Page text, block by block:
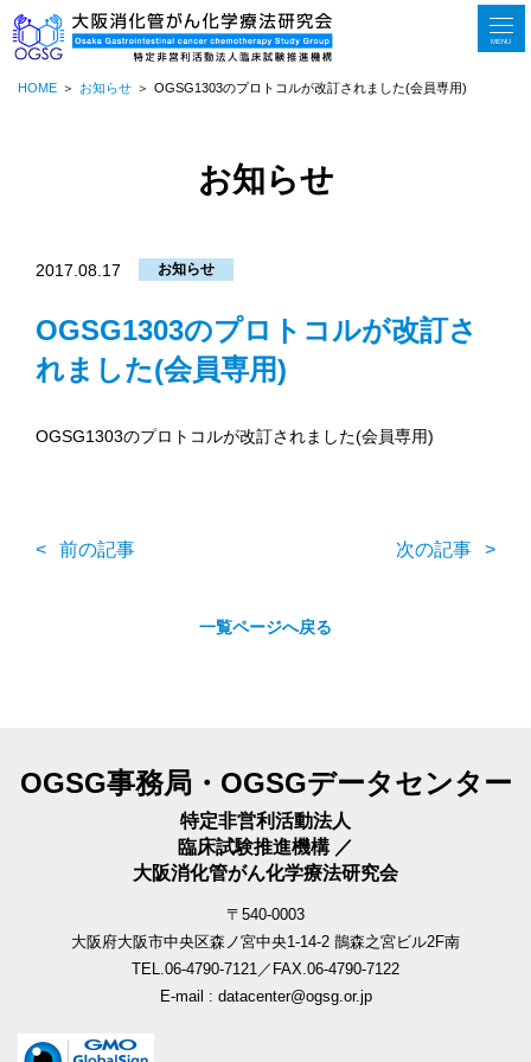
MENU
HOME お知らせ OGSG1303のプロトコルが改訂されました(会員専用)
お知らせ
2017.08.17 お知らせ
OGSG1303のプロトコルが改訂さ
れました(会員専用)
OGSG1303のプロトコルが改訂されました(会員専用)
前の記事 次の記事
一覧ページへ戻る
OGSG事務局・OGSGデータセンター
特定非営利活動法人
臨床試験推進機構 ／
大阪消化管がん化学療法研究会
〒540-0003
大阪府大阪市中央区森ノ宮中央1-14-2 鵲森之宮ビル2F南
TEL.06-4790-7121／FAX.06-4790-7122
E-mail : datacenter@ogsg.or.jp